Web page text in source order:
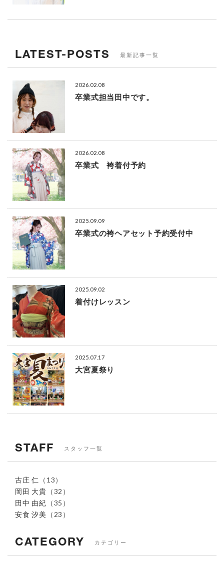
LATEST-POSTS 最新記事一覧
2026.02.08
卒業式担当田中です。
2026.02.08
卒業式 袴着付予約
2025.09.09
卒業式の袴ヘアセット予約受付中
2025.09.02
着付けレッスン
2025.07.17
大宮夏祭り
STAFF スタッフ一覧
古庄 仁 （13）
岡田 大貴 （32）
田中 由紀 （35）
安食 汐美
（23）
CATEGORY カテゴリー